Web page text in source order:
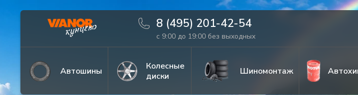
8 (495) 201-42-54
с 9:00 до 19:00 без выходных
Автошины
Колесные
диски
Шиномонтаж
Информация Фото товара